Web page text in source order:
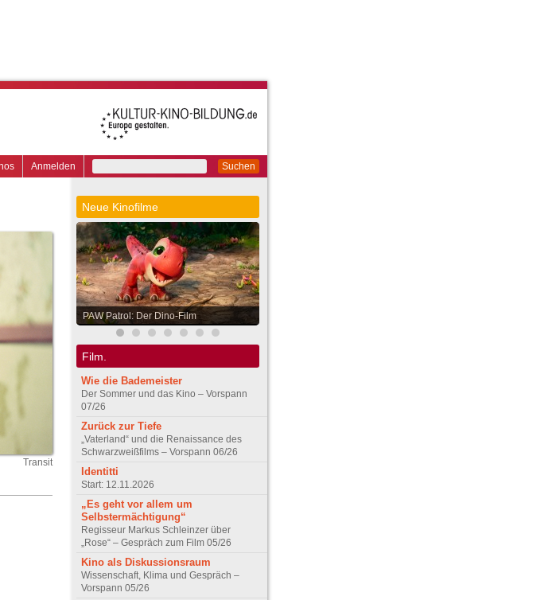
Suchen
Anmelden
Transit
Neue Kinofilme
PAW Patrol: Der Dino-Film
Film.
Wie die Bademeister
Der Sommer und das Kino – Vorspann
07/26
Zurück zur Tiefe
„Vaterland“ und die Renaissance des
Schwarzweißfilms – Vorspann 06/26
Identitti
Start: 12.11.2026
„Es geht vor allem um
Selbstermächtigung“
Regisseur Markus Schleinzer über
„Rose“ – Gespräch zum Film 05/26
Kino als Diskussionsraum
Wissenschaft, Klima und Gespräch –
Vorspann 05/26